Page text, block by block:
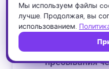
Убираем
pop-up окон
пребывания
Проверьте
Полный SEO-аудит за пару
и структура — и
Мы используем файлы
лучше. Продолжая, вы
использованием.